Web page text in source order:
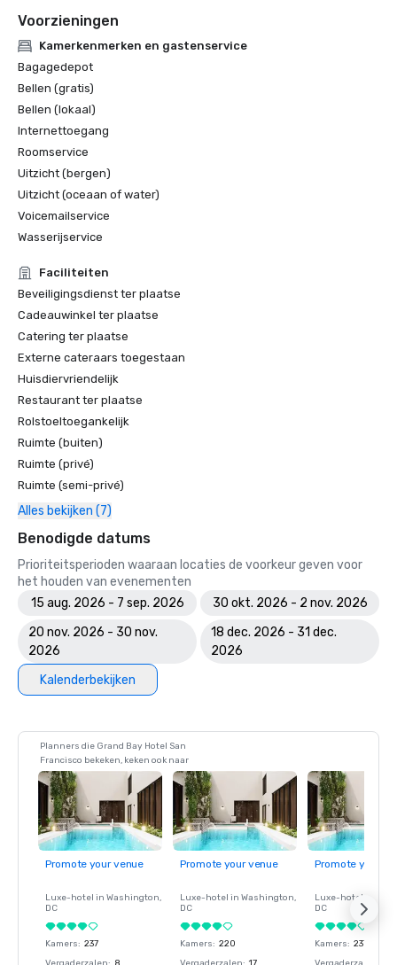
Voorzieningen
Kamerkenmerken en gastenservice
Bagagedepot
Bellen (gratis)
Bellen (lokaal)
Internettoegang
Roomservice
Uitzicht (bergen)
Uitzicht (oceaan of water)
Voicemailservice
Wasserijservice
Faciliteiten
Beveiligingsdienst ter plaatse
Cadeauwinkel ter plaatse
Catering ter plaatse
Externe cateraars toegestaan
Huisdiervriendelijk
Restaurant ter plaatse
Rolstoeltoegankelijk
Ruimte (buiten)
Ruimte (privé)
Ruimte (semi-privé)
Alles bekijken (7)
Benodigde datums
Prioriteitsperioden waaraan locaties de voorkeur geven voor
het houden van evenementen
15 aug. 2026 - 7 sep. 2026
30 okt. 2026 - 2 nov. 2026
20 nov. 2026 - 30 nov.
2026
18 dec. 2026 - 31 dec.
2026
Kalenderbekijken
Planners die Grand Bay Hotel San
Francisco bekeken, keken ook naar
Promote your venue
Luxe-hotel in Washington,
DC
Kamers: 237
Promote your venue
Luxe-hotel in Washington,
DC
Kamers: 220
Promote your
Luxe-hotel in
DC
Kamers: 237